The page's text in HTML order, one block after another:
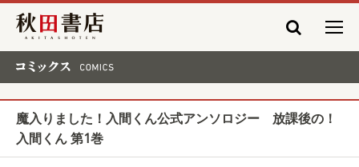
秋田書店
魔入りました！入間くん公式アンソロジー 放課後の！
入間くん 第1巻